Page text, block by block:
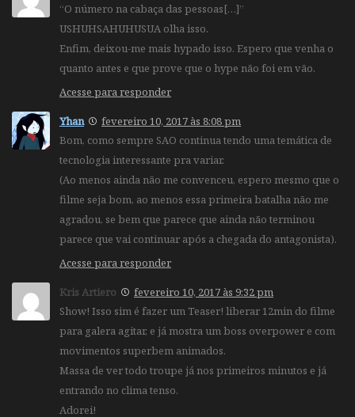
“O número na cabaça das pessoas[…]”
USHUHSAHUHUSUA olha isso.
Enfim, deixou-me mais hypado isso. Espero que venha o
quanto antes e que prove que o hype não foi em vão.
Acesse para responder
Yhan
fevereiro 10, 2017 às 8:08 pm
Bom, como sempre SAO continua tendo uma temática de
tecnologia interessante pra variar.
(Ao menos ainda não me convenceu, espero mesmo que o
filme seja bom, ao menos essa primeira batalha não me
agradou, se bem que parece que ainda não terminou
parece que vai continuar após a chegada do antagonista).
Acesse para responder
Kris Artiero
fevereiro 10, 2017 às 9:32 pm
Show! Isso sim é fazer um Teaser! liberar 12min do filme
para galera agitar, e já mostra um boss overpower e com
movimentos superbem animados.
Massa de ver todo troupe já nos primeiros minutos e já
entrando no clima tenso.
Adorei!